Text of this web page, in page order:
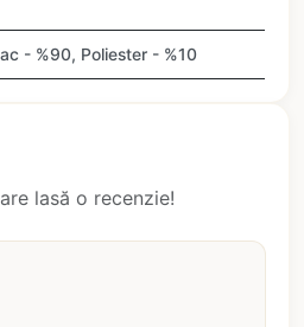
- %90, Poliester - %10
lasă o recenzie!